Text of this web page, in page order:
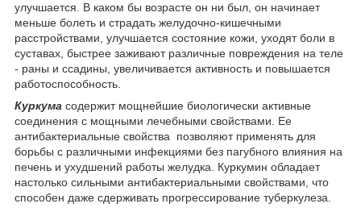
улучшается. В каком бы возрасте он ни был, он начинает
меньше болеть и страдать желудочно-кишечными
расстройствами, улучшается состояние кожи, уходят боли в
суставах, быстрее заживают различные повреждения на теле
- раны и ссадины, увеличивается активность и повышается
работоспособность.
Куркума содержит мощнейшие биологически активные
соединения с мощными лечебными свойствами. Ее
антибактериальные свойства позволяют применять для
борьбы с различными инфекциями без пагубного влияния на
печень и ухудшений работы желудка. Куркумин обладает
настолько сильными антибактериальными свойствами, что
способен даже сдерживать прогрессирование туберкулеза.